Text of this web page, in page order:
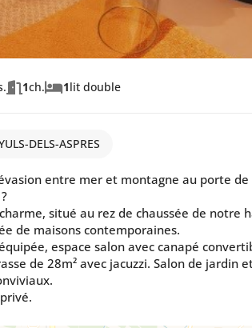
1ch. 1lit double
DELS-ASPRES
entre mer et montagne au porte de
situé au rez de chaussée de notre
de maisons contemporaines.
espace salon avec canapé
de 28m² avec jacuzzi. Salon de jardin